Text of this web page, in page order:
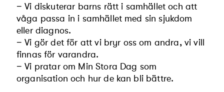
− Vi diskuterar barns rätt i samhället och att
våga passa in i samhället med sin sjukdom
eller diagnos.
− Vi gör det för att vi bryr oss om andra, vi vill
finnas för varandra.
− Vi pratar om Min Stora Dag som
organisation och hur de kan bli bättre.